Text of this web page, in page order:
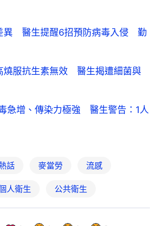
異 醫生提醒6招預防病毒入侵 勤
燒服抗生素無效 醫生揭遭細菌與
急增、傳染力極強 醫生警告：1人
話 麥當勞 流感
人衛生 公共衛生